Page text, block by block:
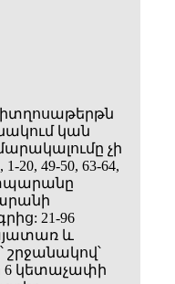
կան
չի
49-50, 63-64,
տպարանը
21-96
և
6 կետաչափի